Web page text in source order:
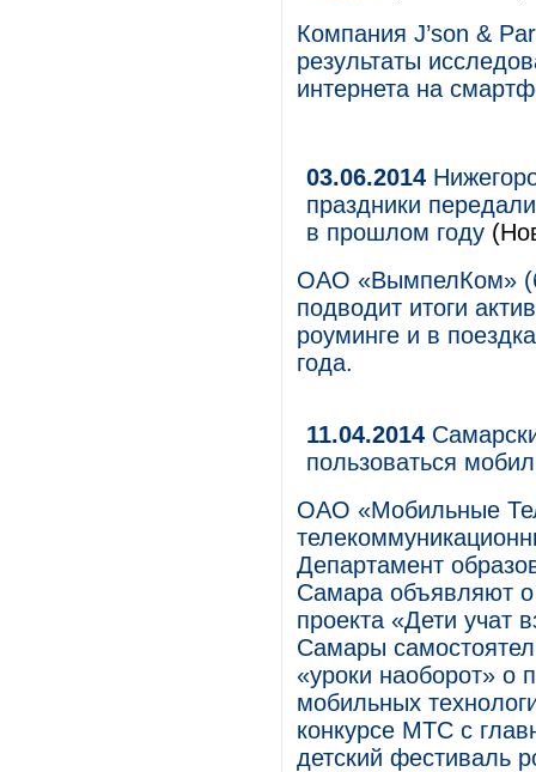
Компания J’son &
результаты
интернета на
03.06.2014
праздники
в прошлом году
ОАО «ВымпелКом»
подводит итоги
роуминге и в
года.
11.04.2014
пользоваться
ОАО «Мобильные
Департамент
Самара объявляют о
проекта «Дети учат
Самары
«уроки наоборот» о
мобильных
конкурсе МТС c
детский фестиваль